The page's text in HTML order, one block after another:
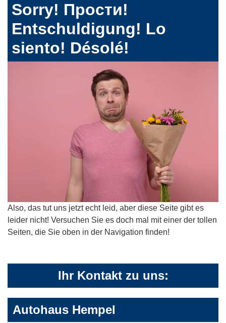
Sorry! Прости!
Entschuldigung! Lo
siento! Désolé!
Also, das tut uns jetzt echt leid, aber diese Seite gibt es
leider nicht! Versuchen Sie es doch mal mit einer der tollen
Seiten, die Sie oben in der Navigation finden!
Ihr Kontakt zu uns:
Autohaus Hempel